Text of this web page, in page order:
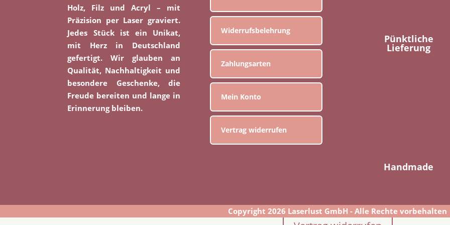
Holz, Filz und Acryl – mit
Präzision per Laser graviert.
Jedes Stück ist ein Unikat,
mit Herz in Deutschland
gefertigt. Wir glauben an
Qualität, Nachhaltigkeit und
besondere Geschenke, die
Freude bereiten und lange in
Erinnerung bleiben.
Widerrufsbelehrung
Zahlungsarten
Mein Konto
Vertrag widerrufen
Pünktliche
Lieferung
Handmade
Copyright 2026 Laserlust GmbH - Alle Rechte vorbehalten